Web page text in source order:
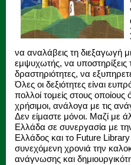
να αναλάβεις τη διεξαγωγή
εμψυχωτής, να υποστηρίξεις
δραστηριότητες, να
Όλες οι δεξιότητες είναι
πολλοί τομείς στους
χρήσιμοι, ανάλογα με τις
Δεν είμαστε μόνοι. Μαζί με
Ελλάδα σε συνεργασία με
Ελλάδος και το Future
συνεχόμενη χρονιά την
ανάγνωσης και